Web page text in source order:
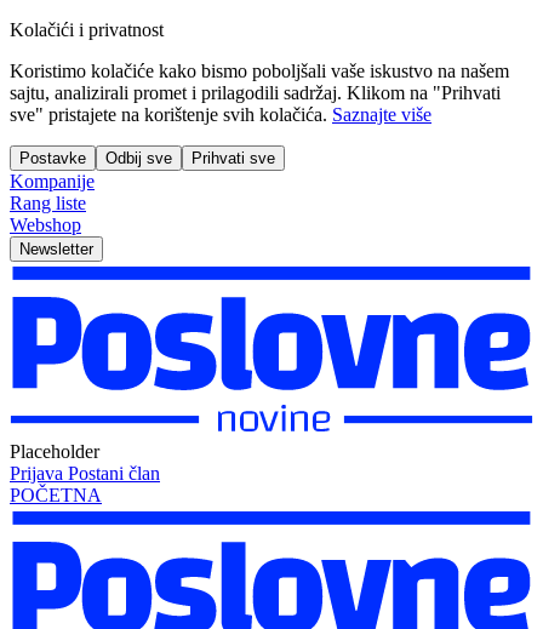
Kolačići i privatnost
Koristimo kolačiće kako bismo poboljšali vaše iskustvo na našem
sajtu, analizirali promet i prilagodili sadržaj. Klikom na "Prihvati
sve" pristajete na korištenje svih kolačića. Saznajte više
Postavke Odbij sve Prihvati sve
Kompanije
Rang liste
Webshop
Newsletter
Placeholder
Prijava Postani član
POČETNA